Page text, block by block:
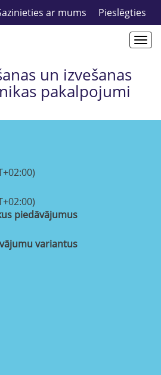
ar mums Pieslēgties
un izvešanas
pakalpojumi
piedāvājumus
variantus